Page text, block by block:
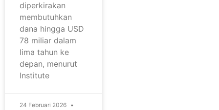
diperkirakan
membutuhkan
dana hingga USD
78 miliar dalam
lima tahun ke
depan, menurut
Institute
24 Februari 2026